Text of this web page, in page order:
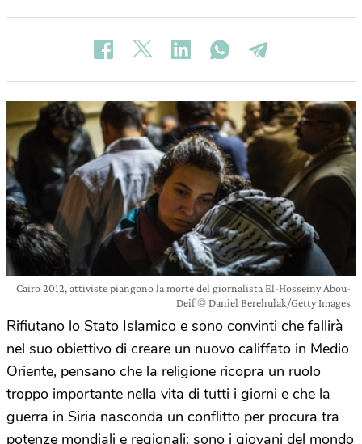
Cairo 2012, attiviste piangono la morte del giornalista El-Hosseiny Abou-
Deif © Daniel Berehulak/Getty Images
Rifiutano lo Stato Islamico e sono convinti che fallirà
nel suo obiettivo di creare un nuovo califfato in Medio
Oriente, pensano che la religione ricopra un ruolo
troppo importante nella vita di tutti i giorni e che la
guerra in Siria nasconda un conflitto per procura tra
potenze mondiali e regionali: sono i giovani del mondo